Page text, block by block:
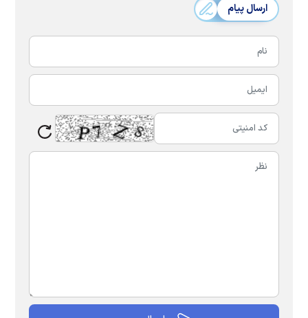
ارسال پیام